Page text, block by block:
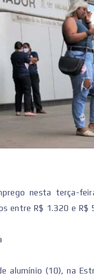
nesta terça-
entre R$ 1.320 e R$
alumínio (10), na